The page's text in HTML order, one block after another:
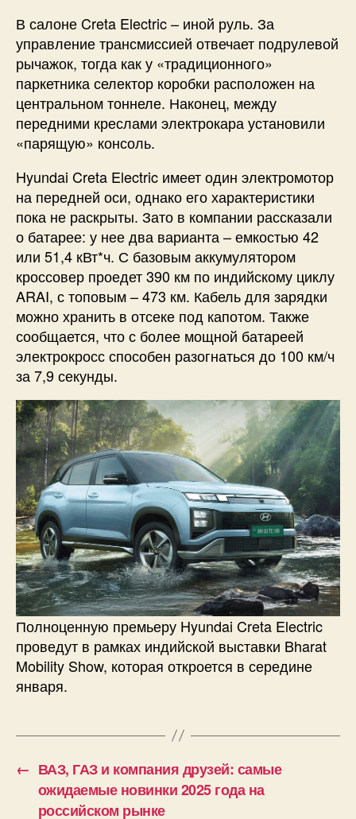
В салоне Creta Electric – иной руль. За
управление трансмиссией отвечает подрулевой
рычажок, тогда как у «традиционного»
паркетника селектор коробки расположен на
центральном тоннеле. Наконец, между
передними креслами электрокара установили
«парящую» консоль.
Hyundai Creta Electric имеет один электромотор
на передней оси, однако его характеристики
пока не раскрыты. Зато в компании рассказали
о батарее: у нее два варианта – емкостью 42
или 51,4 кВт*ч. С базовым аккумулятором
кроссовер проедет 390 км по индийскому циклу
ARAI, с топовым – 473 км. Кабель для зарядки
можно хранить в отсеке под капотом. Также
сообщается, что с более мощной батареей
электрокросс способен разогнаться до 100 км/ч
за 7,9 секунды.
Полноценную премьеру Hyundai Creta Electric
проведут в рамках индийской выставки Bharat
Mobility Show, которая откроется в середине
января.
← ВАЗ, ГАЗ и компания друзей: самые
ожидаемые новинки 2025 года на
российском рынке